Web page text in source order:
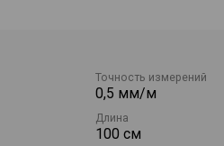
Точность измерений
0,5 мм/м
Длина
100 см